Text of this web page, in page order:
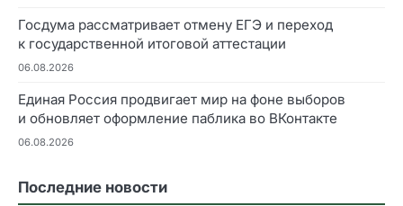
Госдума рассматривает отмену ЕГЭ и переход
к государственной итоговой аттестации
06.08.2026
Единая Россия продвигает мир на фоне выборов
и обновляет оформление паблика во ВКонтакте
06.08.2026
Последние новости